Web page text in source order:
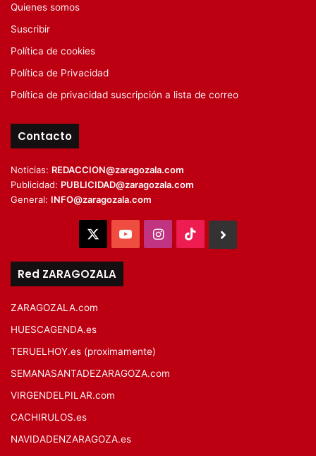
Quienes somos
Suscribir
Política de cookies
Política de Privacidad
Política de privacidad suscripción a lista de correo
Contacto
Noticias: REDACCION@zaragozala.com
Publicidad: PUBLICIDAD@zaragozala.com
General: INFO@zaragozala.com
YouTubeInstagram
TikTok
Red ZARAGOZALA
ZARAGOZALA.com
HUESCAGENDA.es
TERUELHOY.es (proximamente)
SEMANASANTADEZARAGOZA.com
VIRGENDELPILAR.com
CACHIRULOS.es
NAVIDADENZARAGOZA.es